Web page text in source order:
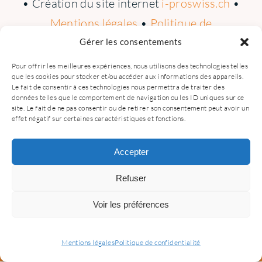
Gérer les consentements
Pour offrir les meilleures expériences, nous utilisons des technologies telles
que les cookies pour stocker et/ou accéder aux informations des appareils.
Le fait de consentir à ces technologies nous permettra de traiter des
données telles que le comportement de navigation ou les ID uniques sur ce
site. Le fait de ne pas consentir ou de retirer son consentement peut avoir un
effet négatif sur certaines caractéristiques et fonctions.
Accepter
Refuser
Voir les préférences
Mentions légalesPolitique de confidentialité
Soutien
• Création du site internet i-proswiss.ch •
Mentions légales • Politique de
confidentialité
Google Facebook Email